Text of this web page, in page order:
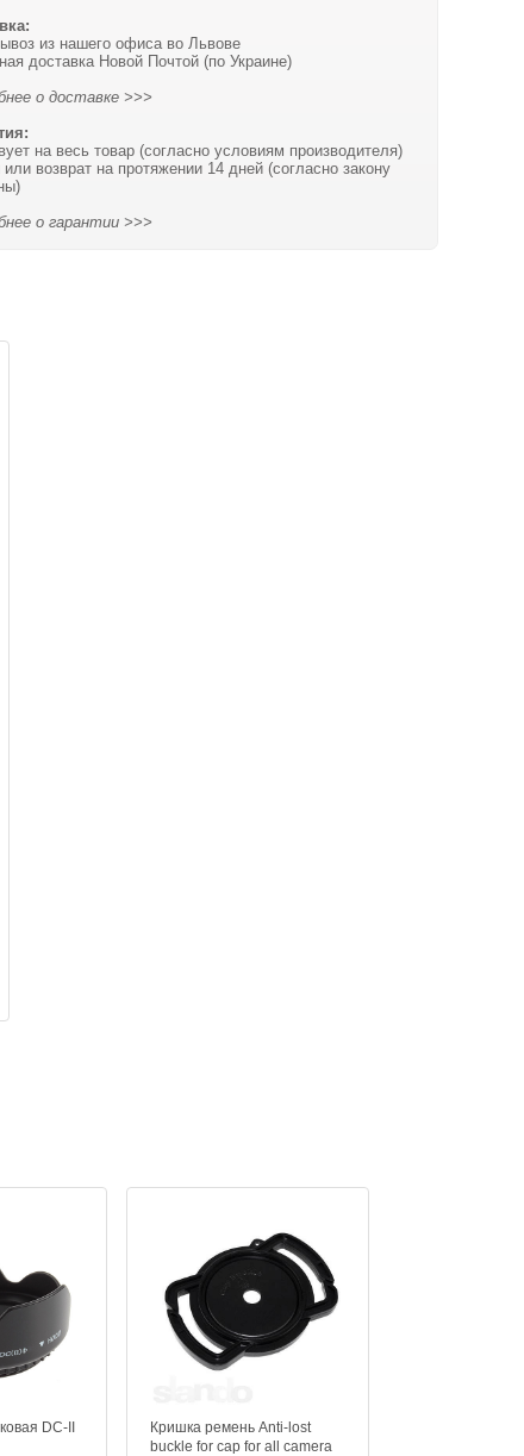
из нашего офиса во Львове
доставка Новой Почтой (по Украине)
о доставке >>>
на весь товар (согласно условиям производителя)
возврат на протяжении 14 дней (согласно закону
о гарантии >>>
DC-II
Кришка ремень Anti-lost
buckle for cap for all camera